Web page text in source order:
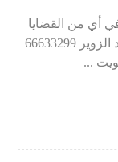
أي من القضايا
المذكورة، يمكنك التواصل مع المحامي خالد الزوير 66633299
...